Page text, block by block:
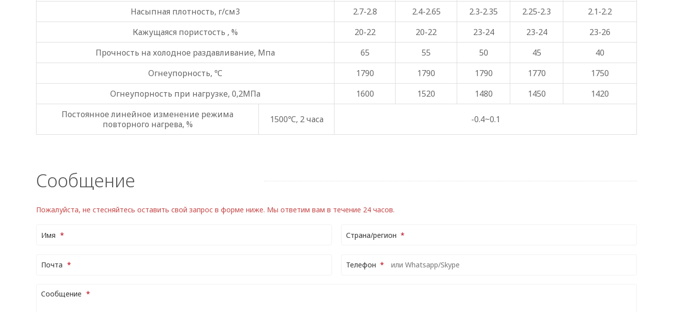
Насыпная плотность, г/см3
2.7-2.8 2.4-2.65 2.3-2.35 2.25-2.3
2.1-2.2
Кажущаяся пористость , %
20-22 20-22 23-24 23-24
23-26
Прочность на холодное раздавливание, Мпа
65 55 50 45
40
Огнеупорность, ℃
1790 1790 1790 1770
1750
Огнеупорность при нагрузке, 0,2МПа
1600 1520 1480 1450
1420
Постоянное линейное изменение режима
повторного нагрева, %
1500℃, 2 часа -0.4~0.1
Сообщение
Пожалуйста, не стесняйтесь оставить свой запрос в форме ниже. Мы ответим вам в течение 24 часов.
Имя Страна/регион
Почта Телефон
Cообщение